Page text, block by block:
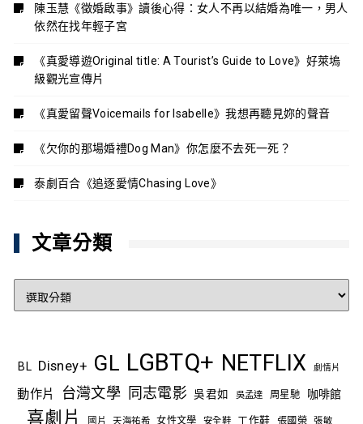
陳玉慧《徵婚啟事》讀後心得：女人不再以結婚為唯一，男人
依然在找年輕子宮
《真愛導遊Original title: A Tourist’s Guide to Love》好萊塢
級觀光宣傳片
《真愛留聲Voicemails for Isabelle》我想再聽見妳的聲音
《欠你的那場婚禮Dog Man》你怎麼不去死一死？
泰劇百合《追逐愛情Chasing Love》
文章分類
BL
Disney+ GL LGBTQ+ NETFLIX 劇情片
動作片 台灣文學 同志電影 吳君如 吳孟達 周星馳 咖啡館
喜劇片 國片 天海祐希 女性文學 安全鞋 工作鞋 張國榮 張敏